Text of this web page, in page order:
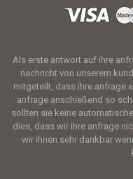
Als erste antwort auf ihre
nachricht von unserem
mitgeteilt, dass ihre anfrage
anfrage anschießend so
sollten sie keine
dies, dass wir ihre anfrage
wir ihnen sehr dankbar